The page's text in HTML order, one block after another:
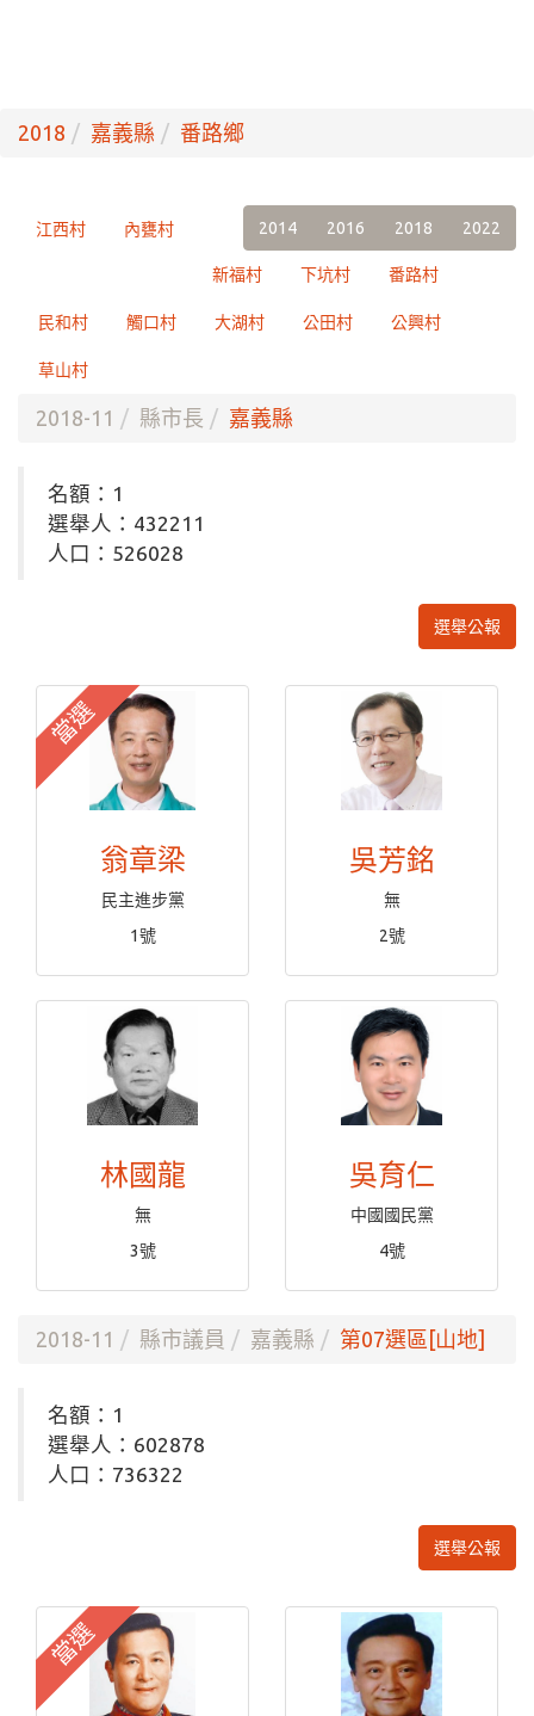
2018 嘉義縣 番路鄉
2014 2016 2018 2022
江西村 內甕村
新福村 下坑村 番路村
民和村 觸口村 大湖村 公田村 公興村
草山村
2018-11 縣市長 嘉義縣
名額：1
選舉人：432211
人口：526028
選舉公報
當選
翁章梁
民主進步黨
1號
吳芳銘
無
2號
林國龍
無
3號
吳育仁
中國國民黨
4號
2018-11 縣市議員 嘉義縣 第07選區[山地]
名額：1
選舉人：602878
人口：736322
選舉公報
當選